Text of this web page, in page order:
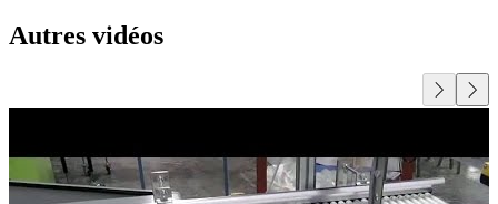
Autres vidéos